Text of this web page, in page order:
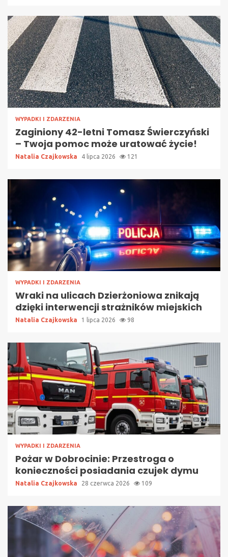
WYPADKI I ZDARZENIA
Zaginiony 42-letni Tomasz Świerczyński
– Twoja pomoc może uratować życie!
Natalia Czajkowska 4 lipca 2026 121
WYPADKI I ZDARZENIA
Wraki na ulicach Dzierżoniowa znikają
dzięki interwencji strażników miejskich
Natalia Czajkowska 1 lipca 2026 98
WYPADKI I ZDARZENIA
Pożar w Dobrocinie: Przestroga o
konieczności posiadania czujek dymu
Natalia Czajkowska 28 czerwca 2026 109